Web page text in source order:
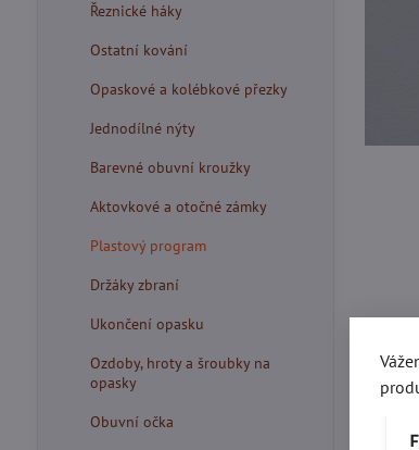
Řeznické háky
Ostatní kování
Opaskové a kolébkové přezky
Jednodílné nýty
Barevné obuvní kroužky
Aktovkové a otočné zámky
Plastový program
Držáky zbraní
Ukončení opasku
Ozdoby, hroty a šroubky na
opasky
Obuvní očka